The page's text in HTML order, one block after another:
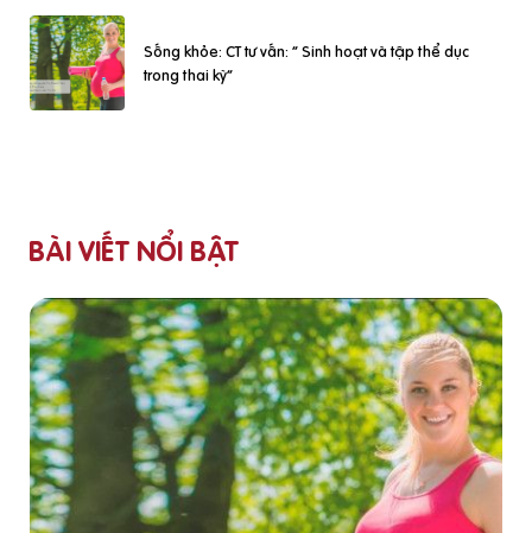
Sống khỏe: CT tư vấn: “ Sinh hoạt và tập thể dục
trong thai kỳ”
BÀI VIẾT NỔI BẬT